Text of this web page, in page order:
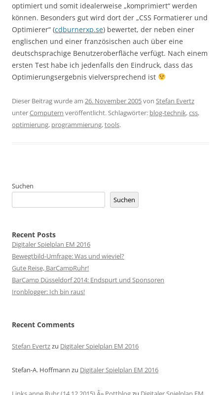
optimiert und somit idealerweise „komprimiert“ werden
können. Besonders gut wird dort der „CSS Formatierer und
Optimierer“ (cdburnerxp.se) bewertet, der neben einer
englischen und einer französischen auch über eine
deutschsprachige Benutzeroberfläche verfügt. Nach einem
ersten Test habe ich jedenfalls den Eindruck, dass das
Optimierungsergebnis vielversprechend ist
Dieser Beitrag wurde am 26. November 2005von Stefan Evertz
unterComputern veröffentlicht. Schlagwörter: blog-technik,css,
optimierung, programmierung,tools.
Suchen
Suchen
Recent Posts
Digitaler Spielplan EM 2016
Bewegtbild-Umfrage: Was und wieviel?
Gute Reise, BarCampRuhr!
BarCamp Düsseldorf 2014: Endspurt und Sponsoren
Ironblogger: Ich bin raus!
Recent Comments
Stefan Evertzzu Digitaler Spielplan EM 2016
Stefan-A. Hoffmann zu Digitaler Spielplan EM 2016